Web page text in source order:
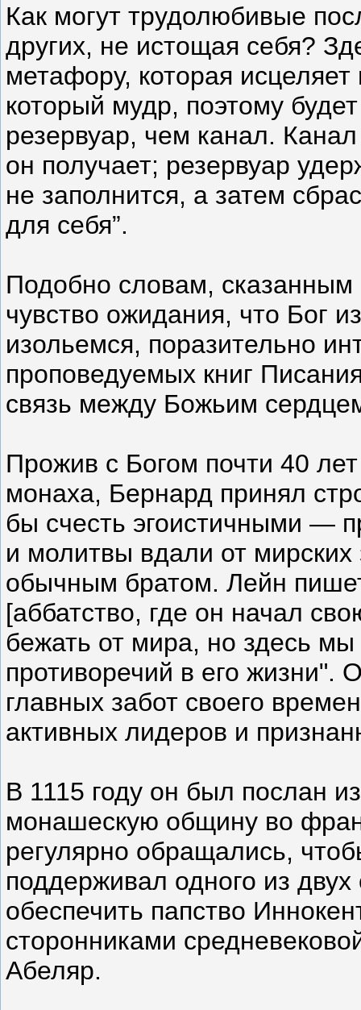
Как могут трудолюбивые
других, не истощая себя?
метафору, которая
который мудр, поэтому
резервуар, чем канал.
он получает; резервуар
не заполнится, а затем
для себя”.
Подобно словам,
чувство ожидания, что Бог
изольемся, поразительно
проповедуемых книг
связь между Божьим
Прожив с Богом почти 40
монаха, Бернард принял
бы счесть эгоистичными —
и молитвы вдали от
обычным братом. Лейн
[аббатство, где он начал
бежать от мира, но здесь мы
противоречий в его жизни".
главных забот своего
активных лидеров и
В 1115 году он был послан
монашескую общину во
регулярно обращались,
поддерживал одного из
обеспечить папство
сторонниками
Абеляр.